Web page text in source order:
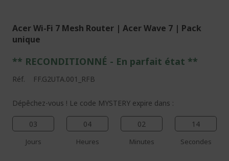
Acer Wi-Fi 7 Mesh Router | Acer Wave 7 | Pack
unique
** RECONDITIONNÉ - En parfait état **
Réf. FF.G2UTA.001_RFB
Dépêchez-vous ! Le code MYSTERY expire dans :
03
Jours
04
Heures
02
Minutes
13
Secondes